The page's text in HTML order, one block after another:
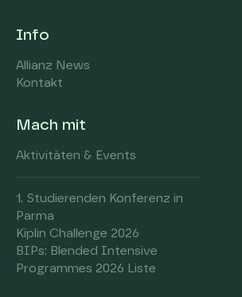
Info
Allianz News
Kontakt
Mach mit
Aktivitäten & Events
1. Studierenden Konferenz in
Parma
Kiplin Challenge 2026
BIPs: Blended Intensive
Programmes 2026 Liste